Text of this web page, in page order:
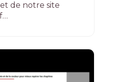
de notre site